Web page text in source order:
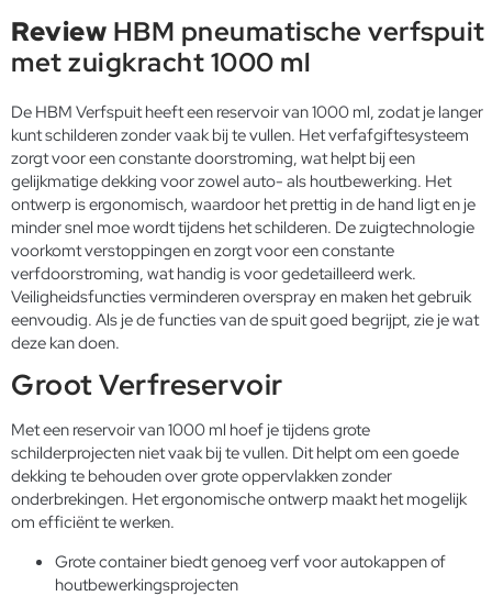
Review HBM pneumatische verfspuit
met zuigkracht 1000 ml
De HBM Verfspuit heeft een reservoir van 1000 ml, zodat je langer
kunt schilderen zonder vaak bij te vullen. Het verfafgiftesysteem
zorgt voor een constante doorstroming, wat helpt bij een
gelijkmatige dekking voor zowel auto- als houtbewerking. Het
ontwerp is ergonomisch, waardoor het prettig in de hand ligt en je
minder snel moe wordt tijdens het schilderen. De zuigtechnologie
voorkomt verstoppingen en zorgt voor een constante
verfdoorstroming, wat handig is voor gedetailleerd werk.
Veiligheidsfuncties verminderen overspray en maken het gebruik
eenvoudig. Als je de functies van de spuit goed begrijpt, zie je wat
deze kan doen.
Groot Verfreservoir
Met een reservoir van 1000 ml hoef je tijdens grote
schilderprojecten niet vaak bij te vullen. Dit helpt om een goede
dekking te behouden over grote oppervlakken zonder
onderbrekingen. Het ergonomische ontwerp maakt het mogelijk
om efficiënt te werken.
Grote container biedt genoeg verf voor autokappen of
houtbewerkingsprojecten